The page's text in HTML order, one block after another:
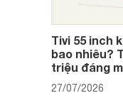
Tivi 55 inch
bao nhiêu?
triệu đáng
27/07/2026